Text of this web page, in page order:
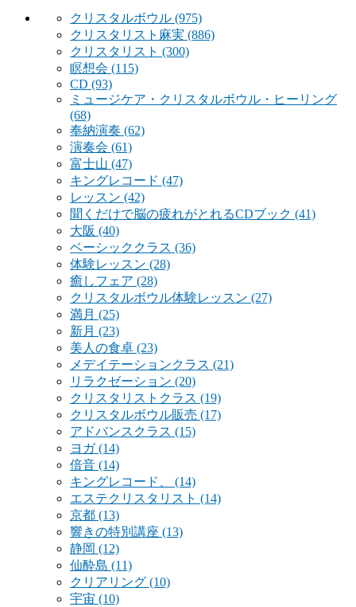
クリスタルボウル (975)
クリスタリスト麻実 (886)
クリスタリスト (300)
瞑想会 (115)
CD (93)
ミュージケア・クリスタルボウル・ヒーリング
(68)
奉納演奏 (62)
演奏会 (61)
富士山 (47)
キングレコード (47)
レッスン (42)
聞くだけで脳の疲れがとれるCDブック (41)
大阪 (40)
ベーシッククラス (36)
体験レッスン (28)
癒しフェア (28)
クリスタルボウル体験レッスン (27)
満月 (25)
新月 (23)
美人の食卓 (23)
メデイテーションクラス (21)
リラクゼーション (20)
クリスタリストクラス (19)
クリスタルボウル販売 (17)
アドバンスクラス (15)
ヨガ(14)
倍音 (14)
キングレコード、 (14)
エステクリスタリスト (14)
京都 (13)
響きの特別講座 (13)
静岡 (12)
仙酔島 (11)
クリアリング (10)
宇宙 (10)